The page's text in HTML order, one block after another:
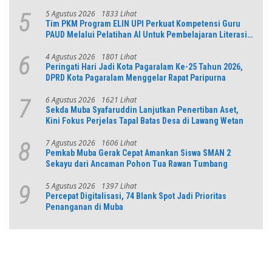
5 5 Agustus 2026 1833 Lihat
Tim PKM Program ELIN UPI Perkuat Kompetensi Guru
PAUD Melalui Pelatihan AI Untuk Pembelajaran Literasi
6 4 Agustus 2026 1801 Lihat
Peringati Hari Jadi Kota Pagaralam Ke-25 Tahun 2026,
DPRD Kota Pagaralam Menggelar Rapat Paripurna
7 6 Agustus 2026 1621 Lihat
Sekda Muba Syafaruddin Lanjutkan Penertiban Aset,
Kini Fokus Perjelas Tapal Batas Desa di Lawang Wetan
8 7 Agustus 2026 1606 Lihat
Pemkab Muba Gerak Cepat Amankan Siswa SMAN 2
Sekayu dari Ancaman Pohon Tua Rawan Tumbang
9 5 Agustus 2026 1397 Lihat
Percepat Digitalisasi, 74 Blank Spot Jadi Prioritas
Penanganan di Muba